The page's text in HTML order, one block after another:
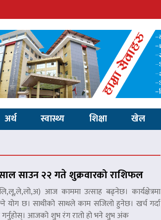
अर्थ स्वास्थ्य शिक्षा खेल
साउन २२ गते शुक्रवारको राशिफल
आज काममा उत्साह बढ्नेछ। कार्यक्षेत्रमा
योग छ। साथीको साथले काम सजिलो हुनेछ। खर्च गर्दा
गर्नुहोस्। आजको शुभ रंग रातो हो भने शुभ अंक